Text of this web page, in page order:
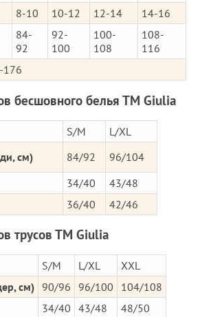
8-10 10-12 12-14
14-16
84-
92
92-
100
100-
108
108-
116
176
бесшовного белья ТМ Giulia
S/M
L/XL
см)
84/92
96/104
34/40
43/48
36/40 42/46
трусов ТМ Giulia
S/M L/XL
XXL
см) 90/96 96/100
104/108
34/40 43/48
48/50